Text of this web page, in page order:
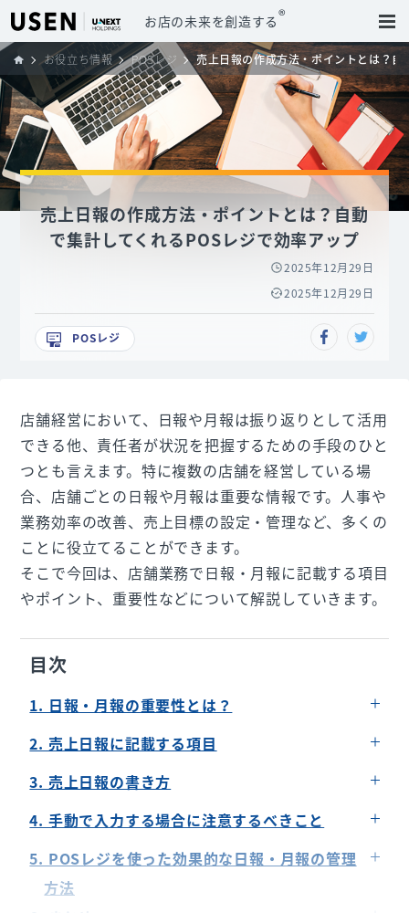
お店の未来を創造する®
お役立ち情報 POSレジ 売上日報の作成方法・ポイントとは？
売上日報の作成方法・ポイントとは？自動
で集計してくれるPOSレジで効率アップ
2025年12月29日
2025年12月29日
POSレジ
店舗経営において、日報や月報は振り返りとして活用
できる他、責任者が状況を把握するための手段のひと
つとも言えます。特に複数の店舗を経営している場
合、店舗ごとの日報や月報は重要な情報です。人事や
業務効率の改善、売上目標の設定・管理など、多くの
ことに役立てることができます。
そこで今回は、店舗業務で日報・月報に記載する項目
やポイント、重要性などについて解説していきます。
目次
1. 日報・月報の重要性とは？
見える化
要な情報源
2. 売上日報に記載する項目
その日の目標
改善すべき点
翌日の目標
3. 売上日報の書き方
具体的な数字を含めて記載する
4. 手動で入力する場合に注意するべきこと
数字などの入力ミス
業務量が増加する
5. POSレジを使った効果的な日報・月報の管理
方法